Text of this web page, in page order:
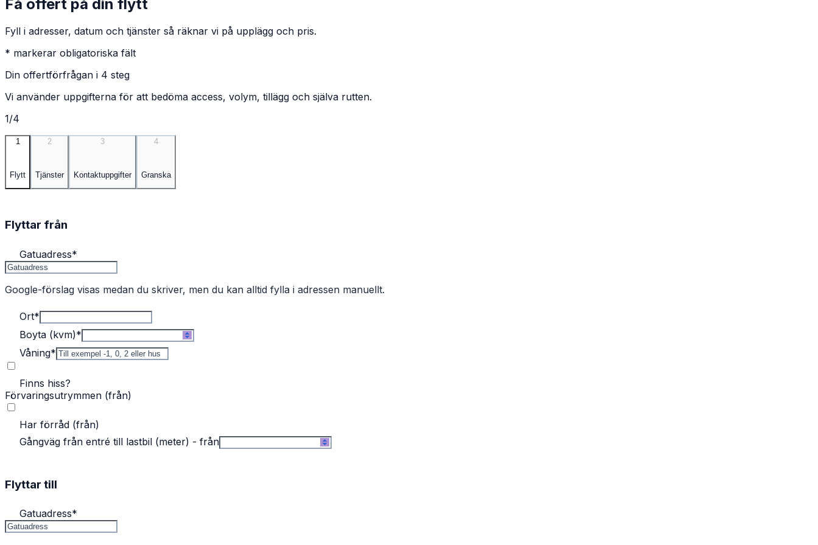
Få offert på din flytt
Fyll i adresser, datum och tjänster så räknar vi på upplägg och pris.
* markerar obligatoriska fält
Din offertförfrågan i 4 steg
Vi använder uppgifterna för att bedöma access, volym, tillägg och själva rutten.
1/4
1
Flytt
2
Tjänster
3
Kontaktuppgifter
4
Granska
Flyttar från
Gatuadress*
Google-förslag visas medan du skriver, men du kan alltid fylla i adressen manuellt.
Ort*
Boyta (kvm)*
Våning*
Finns hiss?
Förvaringsutrymmen (från)
Har förråd (från)
Gångväg från entré till lastbil (meter) - från
Flyttar till
Gatuadress*